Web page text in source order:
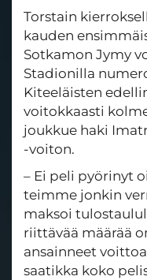
Torstain
kauden
Sotkamon Jymy
Stadionilla
Kiteeläisten
voitokkaasti
joukkue haki
-voiton.
– Ei peli pyörinyt
teimme jonkin
maksoi
riittävää määrää
ansainneet
saatikka koko